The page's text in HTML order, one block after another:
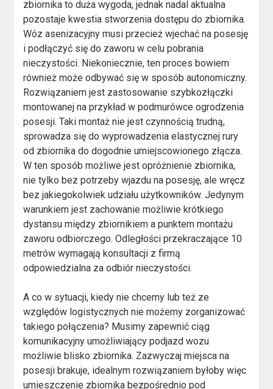
zbiornika to duża wygoda, jednak nadal aktualna
pozostaje kwestia stworzenia dostępu do zbiornika.
Wóz asenizacyjny musi przecież wjechać na posesję
i podłączyć się do zaworu w celu pobrania
nieczystości. Niekoniecznie, ten proces bowiem
również może odbywać się w sposób autonomiczny.
Rozwiązaniem jest zastosowanie szybkozłączki
montowanej na przykład w podmurówce ogrodzenia
posesji. Taki montaż nie jest czynnością trudną,
sprowadza się do wyprowadzenia elastycznej rury
od zbiornika do dogodnie umiejscowionego złącza.
W ten sposób możliwe jest opróżnienie zbiornika,
nie tylko bez potrzeby wjazdu na posesję, ale wręcz
bez jakiegokolwiek udziału użytkowników. Jedynym
warunkiem jest zachowanie możliwie krótkiego
dystansu między zbiornikiem a punktem montażu
zaworu odbiorczego. Odległości przekraczające 10
metrów wymagają konsultacji z firmą
odpowiedzialna za odbiór nieczystości.
A co w sytuacji, kiedy nie chcemy lub też ze
względów logistycznych nie możemy zorganizować
takiego połączenia? Musimy zapewnić ciąg
komunikacyjny umożliwiający podjazd wozu
możliwie blisko zbiornika. Zazwyczaj miejsca na
posesji brakuje, idealnym rozwiązaniem byłoby więc
umieszczenie zbiornika bezpośrednio pod